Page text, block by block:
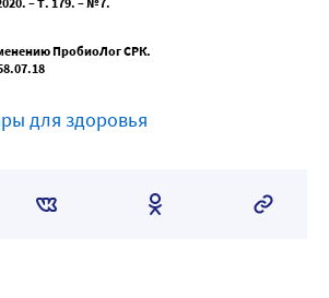
ПробиоЛог СРК.
для здоровья